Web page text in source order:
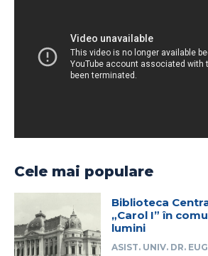
Cele mai populare
Biblioteca
„Carol I” în
lumini
ASIST. UNIV. DR.